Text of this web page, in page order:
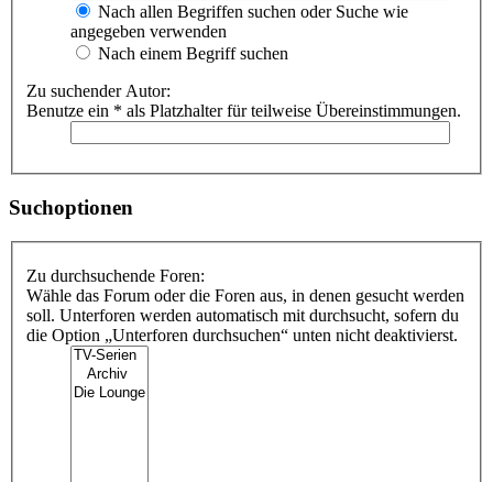
Nach allen Begriffen suchen oder Suche wie
angegeben verwenden
Nach einem Begriff suchen
Zu suchender Autor:
Benutze ein * als Platzhalter für teilweise Übereinstimmungen.
Suchoptionen
Zu durchsuchende Foren:
Wähle das Forum oder die Foren aus, in denen gesucht werden
soll. Unterforen werden automatisch mit durchsucht, sofern du
die Option „Unterforen durchsuchen“ unten nicht deaktivierst.